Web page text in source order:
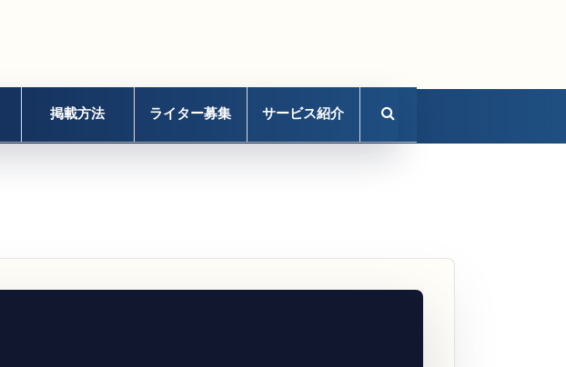
掲載方法 ライター募集 サービス紹介